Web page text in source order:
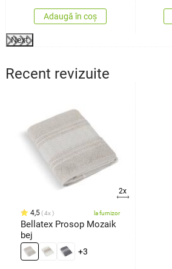
Adaugă în coș
Next
Recent revizuite
2x
4,5 4x la furnizor
Bellatex Prosop Mozaik
bej
+3